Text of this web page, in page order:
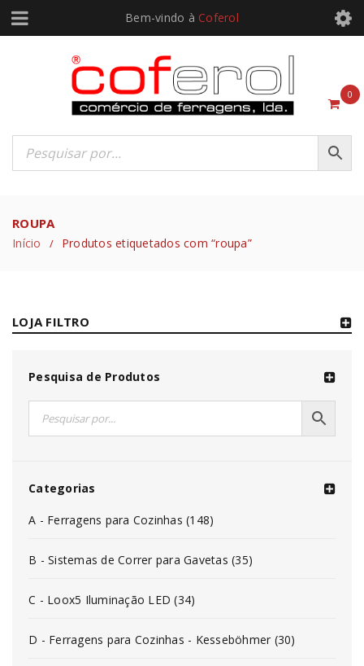
Bem-vindo à Coferol
0
ROUPA
Início / Produtos etiquetados com “roupa”
LOJA FILTRO
Pesquisa de Produtos
Categorias
A - Ferragens para Cozinhas (148)
B - Sistemas de Correr para Gavetas (35)
C - Loox5 Iluminação LED (34)
D - Ferragens para Cozinhas - Kesseböhmer (30)